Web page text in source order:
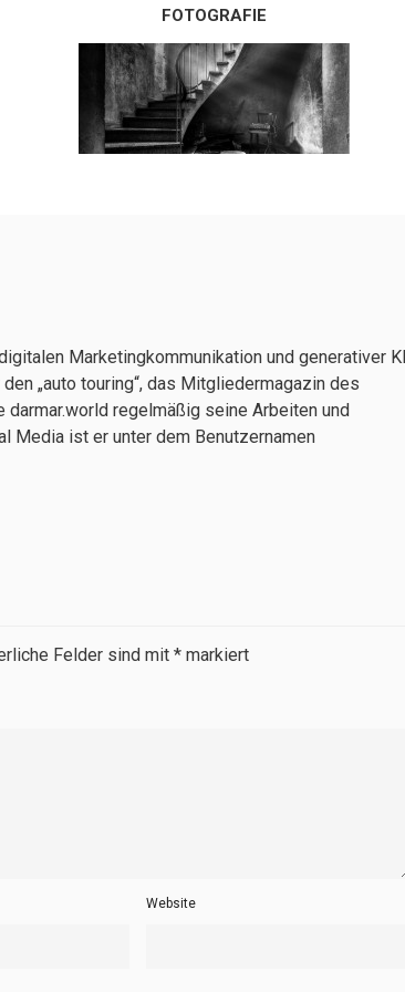
FOTOGRAFIE
Marketingkommunikation und generativer
„auto touring“, das Mitgliedermagazin des
regelmäßig seine Arbeiten und
Media ist er unter dem Benutzernamen
Felder sind mit * markiert
Website